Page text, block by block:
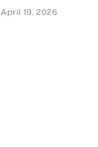
April 19, 2026